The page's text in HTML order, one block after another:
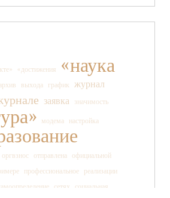
«достижения «наука
архив выхода график
журнал
заявка значимость
модема настройка
оргвзнос отправлена
официальной
профессиональное
реализации
сетях
социальная